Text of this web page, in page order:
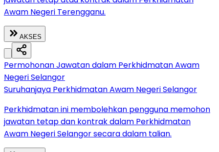
Awam Negeri Terengganu.
AKSES
Permohonan Jawatan dalam Perkhidmatan Awam
Negeri Selangor
Suruhanjaya Perkhidmatan Awam Negeri Selangor
Perkhidmatan ini membolehkan pengguna memohon
jawatan tetap dan kontrak dalam Perkhidmatan
Awam Negeri Selangor secara dalam talian.